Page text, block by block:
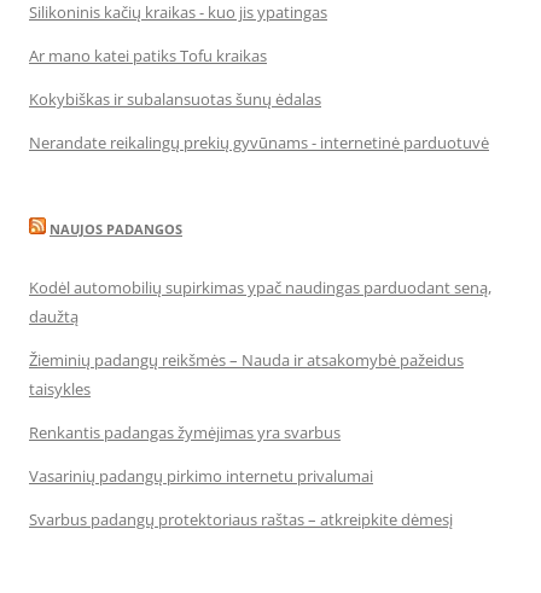
Silikoninis kačių kraikas - kuo jis ypatingas
Ar mano katei patiks Tofu kraikas
Kokybiškas ir subalansuotas šunų ėdalas
Nerandate reikalingų prekių gyvūnams - internetinė parduotuvė
NAUJOS PADANGOS
Kodėl automobilių supirkimas ypač naudingas parduodant seną,
daužtą
Žieminių padangų reikšmės – Nauda ir atsakomybė pažeidus
taisykles
Renkantis padangas žymėjimas yra svarbus
Vasarinių padangų pirkimo internetu privalumai
Svarbus padangų protektoriaus raštas – atkreipkite dėmesį